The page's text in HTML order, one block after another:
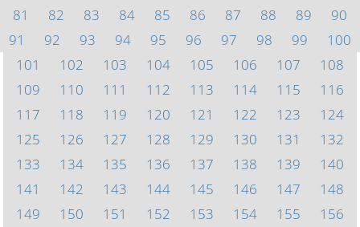
81
82 83 84 85 86 87 88 89
90
91
92 93 94 95 96 97 98 99
100
101
102 103 104 105 106 107
108
109
110 111 112 113 114 115
116
117
118 119 120 121 122 123
124
125
126 127 128 129 130 131
132
133
134 135 136 137 138 139
140
141
142 143 144 145 146 147
148
149
150 151 152 153 154 155
156